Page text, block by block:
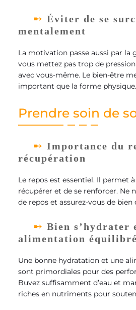
Éviter de se
mentalement
La motivation passe aussi par la
vous mettez pas trop de
avec vous-même. Le bien-être
important que la forme physique.
Prendre soin de
Importance du
récupération
Le repos est essentiel. Il permet
récupérer et de se renforcer. Ne
de repos et assurez-vous de
Bien s’hydrater
alimentation
Une bonne hydratation et une
sont primordiales pour des
Buvez suffisamment d’eau et
riches en nutriments pour